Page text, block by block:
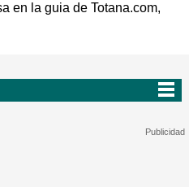
en la guia de Totana.com,